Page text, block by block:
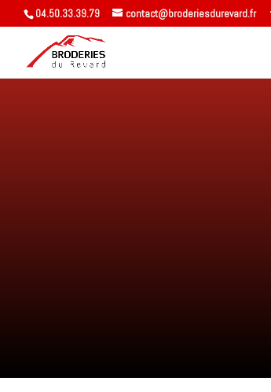
04.50.33.39.79 contact@broderiesdurevard.fr